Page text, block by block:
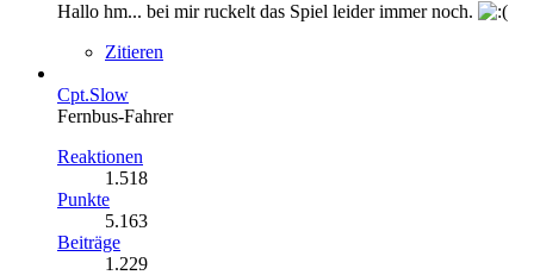
Hallo hm... bei mir ruckelt das Spiel leider immer noch.
Zitieren
Cpt.Slow
Fernbus-Fahrer
Reaktionen
1.518
Punkte
5.163
Beiträge
1.229